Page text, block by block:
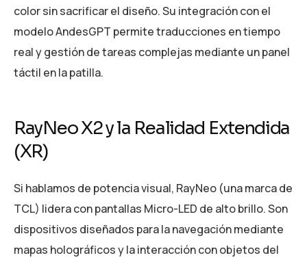
color sin sacrificar el diseño. Su integración con el
modelo AndesGPT permite traducciones en tiempo
real y gestión de tareas complejas mediante un panel
táctil en la patilla.
RayNeo X2 y la Realidad Extendida
(XR)
Si hablamos de potencia visual, RayNeo (una marca de
TCL) lidera con pantallas Micro-LED de alto brillo. Son
dispositivos diseñados para la navegación mediante
mapas holográficos y la interacción con objetos del